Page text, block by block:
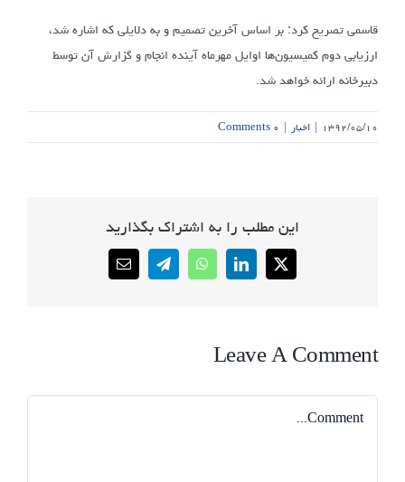
قاسمی تصریح کرد: بر اساس آخرین تصمیم و به دلایلی که اشاره شد،
ارزیابی دوم کمیسیون‌ها اوایل مهرماه آینده انجام و گزارش آن توسط
دبیرخانه ارائه خواهد شد.
۱۳۹۲/۰۵/۱۰ | اخبار | ۰ Comments
این مطلب را به اشتراک بگذارید
X
LinkedIn
WhatsApp
Telegram
Email
Leave A Comment